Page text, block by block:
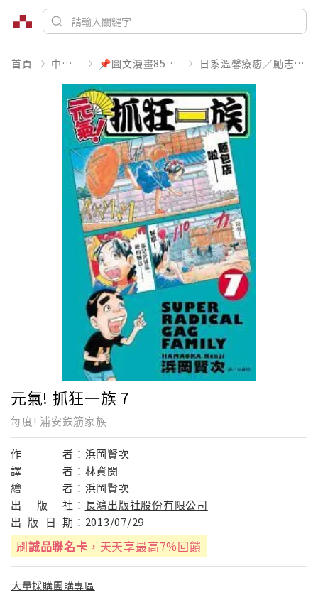
首頁 中文書 📌圖文漫畫85折起 日系溫馨療癒／勵志搞笑
元氣! 抓狂一族 7
每度! 浦安鉄筋家族
作 者： 浜岡賢次
譯
者： 林資閔
繪
者： 浜岡賢次
出
版 社： 長鴻出版社股份有限公司
出 版 日 期： 2013/07/29
刷誠品聯名卡 ，天天享最高7%回饋
大量採購團購專區